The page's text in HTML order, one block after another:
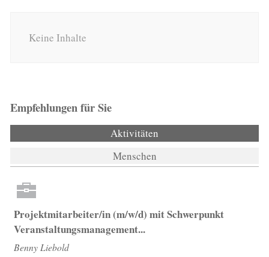
Keine Inhalte
Empfehlungen für Sie
Aktivitäten
Menschen
Projektmitarbeiter/in (m/w/d) mit Schwerpunkt
Veranstaltungsmanagement...
Benny Liebold